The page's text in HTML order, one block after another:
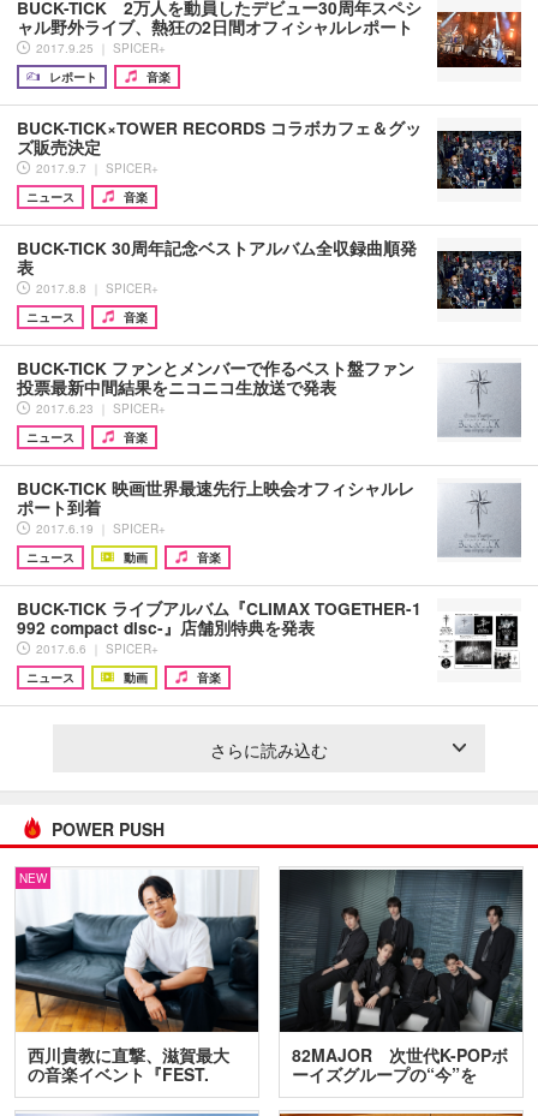
BUCK-TICK 2万人を動員したデビュー30周年スペシ
ャル野外ライブ、熱狂の2日間オフィシャルレポート
2017.9.25 ｜ SPICER+
レポート
音楽
BUCK-TICK×TOWER RECORDS コラボカフェ＆グッ
ズ販売決定
2017.9.7 ｜ SPICER+
ニュース
音楽
BUCK-TICK 30周年記念ベストアルバム全収録曲順発
表
2017.8.8 ｜ SPICER+
ニュース
音楽
BUCK-TICK ファンとメンバーで作るベスト盤ファン
投票最新中間結果をニコニコ生放送で発表
2017.6.23 ｜ SPICER+
ニュース
音楽
BUCK-TICK 映画世界最速先行上映会オフィシャルレ
ポート到着
2017.6.19 ｜ SPICER+
ニュース
動画 音楽
BUCK-TICK ライブアルバム『CLIMAX TOGETHER-1
992 compact disc-』店舗別特典を発表
2017.6.6 ｜ SPICER+
ニュース
動画 音楽
さらに読み込む
POWER PUSH
NEW
西川貴教に直撃、滋賀最大
の音楽イベント『FEST.
INA…
82MAJOR 次世代K-POPボ
ーイズグループの“今”を
訊…